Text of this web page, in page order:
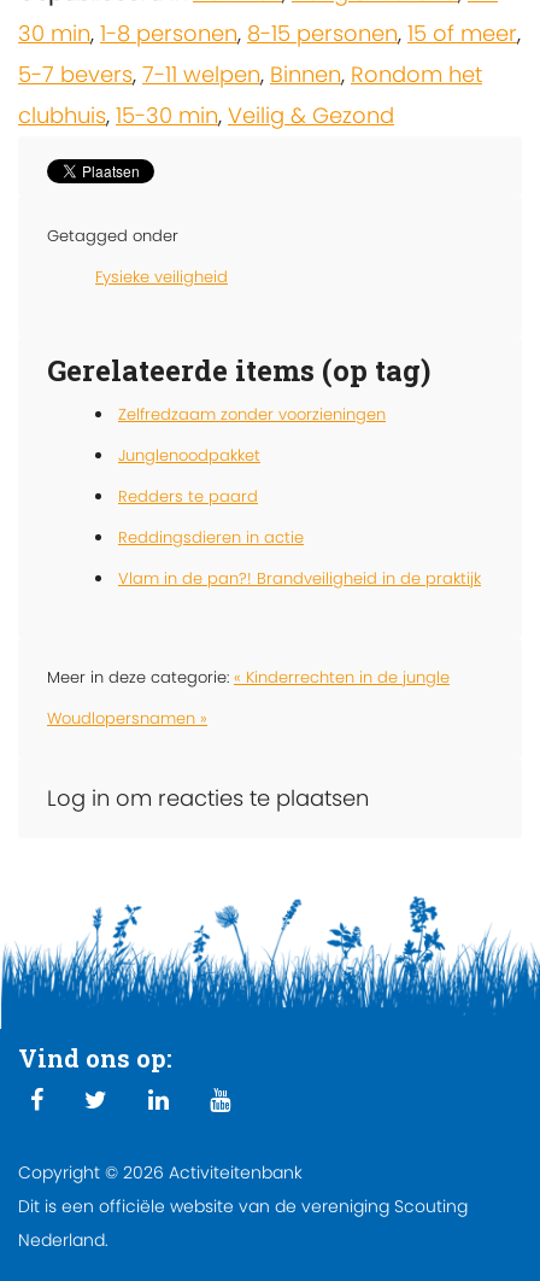
30 min, 1-8 personen, 8-15 personen, 15 of meer,
5-7 bevers, 7-11 welpen, Binnen, Rondom het
clubhuis, 15-30 min, Veilig & Gezond
Getagged onder
Fysieke veiligheid
Gerelateerde items (op tag)
Zelfredzaam zonder voorzieningen
Junglenoodpakket
Redders te paard
Reddingsdieren in actie
Vlam in de pan?! Brandveiligheid in de praktijk
Meer in deze categorie: « Kinderrechten in de jungle
Woudlopersnamen »
Log in om reacties te plaatsen
Vind ons op:
Copyright © 2026 Activiteitenbank
Dit is een officiële website van de vereniging Scouting
Nederland.